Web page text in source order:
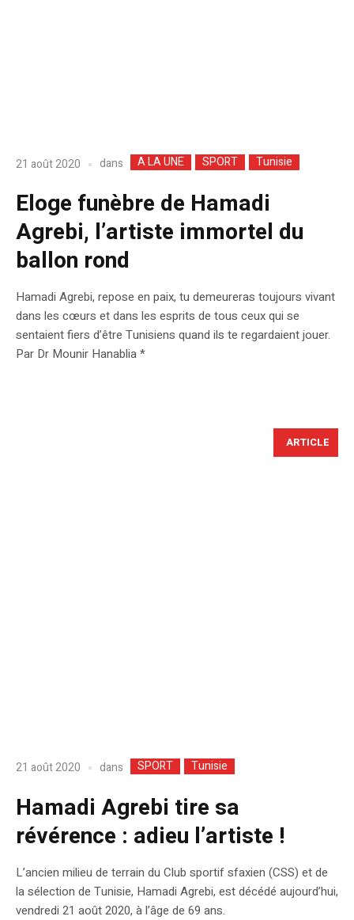
21 août 2020 dans A LA UNE SPORT Tunisie
Eloge funèbre de Hamadi
Agrebi, l’artiste immortel du
ballon rond
Hamadi Agrebi, repose en paix, tu demeureras toujours vivant
dans les cœurs et dans les esprits de tous ceux qui se
sentaient fiers d’être Tunisiens quand ils te regardaient jouer.
Par Dr Mounir Hanablia *
ARTICLE
21 août 2020 dans SPORT Tunisie
Hamadi Agrebi tire sa
révérence : adieu l’artiste !
L’ancien milieu de terrain du Club sportif sfaxien (CSS) et de
la sélection de Tunisie, Hamadi Agrebi, est décédé aujourd’hui,
vendredi 21 août 2020, à l’âge de 69 ans.